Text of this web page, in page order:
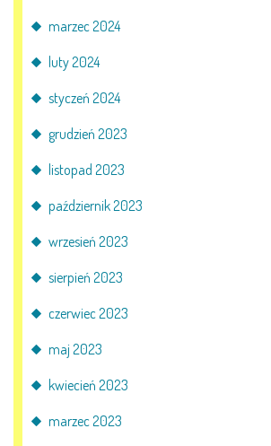
marzec 2024
luty 2024
styczeń 2024
grudzień 2023
listopad 2023
październik 2023
wrzesień 2023
sierpień 2023
czerwiec 2023
maj 2023
kwiecień 2023
marzec 2023